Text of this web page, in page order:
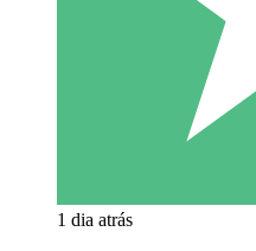
1 dia atrás